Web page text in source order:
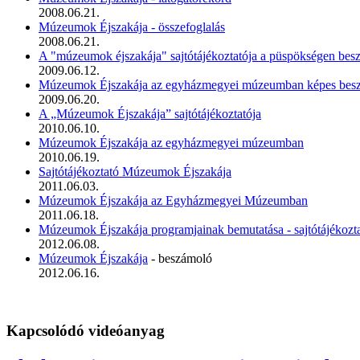
2008.06.21.
Múzeumok Éjszakája - összefoglalás
2008.06.21.
A "múzeumok éjszakája" sajtótájékoztatója a püspökségen
2009.06.12.
Múzeumok Éjszakája az egyházmegyei múzeumban képes
2009.06.20.
A „Múzeumok Éjszakája” sajtótájékoztatója
2010.06.10.
Múzeumok Éjszakája az egyházmegyei múzeumban
2010.06.19.
Sajtótájékoztató Múzeumok Éjszakája
2011.06.03.
Múzeumok Éjszakája az Egyházmegyei Múzeumban
2011.06.18.
Múzeumok Éjszakája programjainak bemutatása -
2012.06.08.
Múzeumok Éjszakája - beszámoló
2012.06.16.
Kapcsolódó videóanyag